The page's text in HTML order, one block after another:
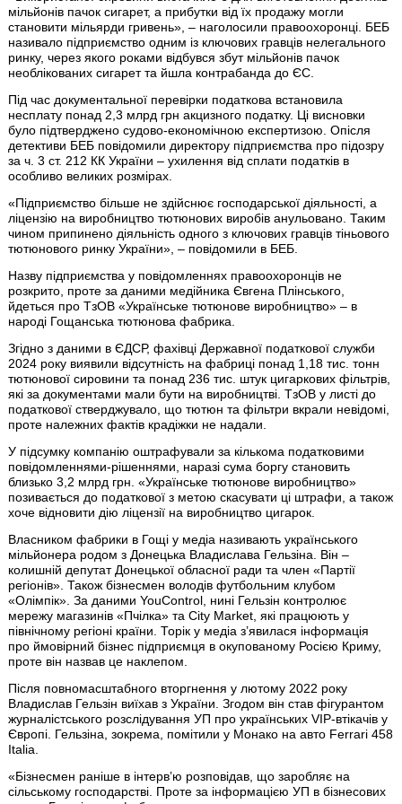
мільйонів пачок сигарет, а прибутки від їх продажу могли
становити мільярди гривень», – наголосили правоохоронці. БЕБ
називало підприємство одним із ключових гравців нелегального
ринку, через якого роками відбувся збут мільйонів пачок
необлікованих сигарет та йшла контрабанда до ЄС.
Під час документальної перевірки податкова встановила
несплату понад 2,3 млрд грн акцизного податку. Ці висновки
було підтверджено судово-економічною експертизою. Опісля
детективи БЕБ повідомили директору підприємства про підозру
за ч. 3 ст. 212 КК України – ухилення від сплати податків в
особливо великих розмірах.
«Підприємство більше не здійснює господарської діяльності, а
ліцензію на виробництво тютюнових виробів анульовано. Таким
чином припинено діяльність одного з ключових гравців тіньового
тютюнового ринку України», – повідомили в БЕБ.
Назву підприємства у повідомленнях правоохоронців не
розкрито, проте за даними медійника Євгена Плінського,
йдеться про ТзОВ «Українське тютюнове виробництво» – в
народі Гощанська тютюнова фабрика.
Згідно з даними в ЄДСР, фахівці Державної податкової служби
2024 року виявили відсутність на фабриці понад 1,18 тис. тонн
тютюнової сировини та понад 236 тис. штук цигаркових фільтрів,
які за документами мали бути на виробництві. ТзОВ у листі до
податкової стверджувало, що тютюн та фільтри вкрали невідомі,
проте належних фактів крадіжки не надали.
У підсумку компанію оштрафували за кількома податковими
повідомленнями-рішеннями, наразі сума боргу становить
близько 3,2 млрд грн. «Українське тютюнове виробництво»
позивається до податкової з метою скасувати ці штрафи, а також
хоче відновити дію ліцензії на виробництво цигарок.
Власником фабрики в Гощі у медіа називають українського
мільйонера родом з Донецька Владислава Гельзіна. Він –
колишній депутат Донецької обласної ради та член «Партії
регіонів». Також бізнесмен володів футбольним клубом
«Олімпік». За даними YouControl, нині Гельзін контролює
мережу магазинів «Пчілка» та City Market, які працюють у
північному регіоні країни. Торік у медіа з’явилася інформація
про ймовірний бізнес підприємця в окупованому Росією Криму,
проте він назвав це наклепом.
Після повномасштабного вторгнення у лютому 2022 року
Владислав Гельзін виїхав з України. Згодом він став фігурантом
журналістського розслідування УП про українських VIP-втікачів у
Європі. Гельзіна, зокрема, помітили у Монако на авто Ferrari 458
Italia.
«Бізнесмен раніше в інтерв’ю розповідав, що заробляє на
сільському господарстві. Проте за інформацією УП в бізнесових